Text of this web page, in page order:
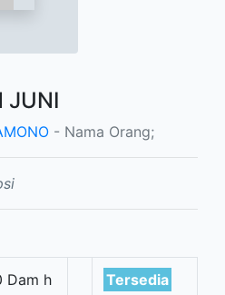
JUNI
- Nama Orang;
Dam h Tersedia